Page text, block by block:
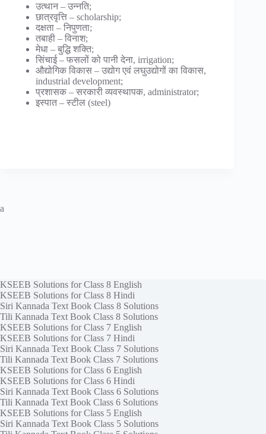
उत्थान – उन्नति;
छात्रवृत्ति – scholarship;
दक्षता – निपुणता;
तबाही – विनाश;
मेधा – बुद्धि शक्ति;
सिंचाई – फसलों को पानी देना, irrigation;
औद्योगिक विकास – उद्योग एवं लघुउद्योगों का विकास,
industrial development;
प्रशासक – सरकारी व्यवस्थापक, administrator;
इस्पात – स्टील (steel)
a
KSEEB Solutions for Class 8 English
KSEEB Solutions for Class 8 Hindi
Siri Kannada Text Book Class 8 Solutions
Tili Kannada Text Book Class 8 Solutions
KSEEB Solutions for Class 7 English
KSEEB Solutions for Class 7 Hindi
Siri Kannada Text Book Class 7 Solutions
Tili Kannada Text Book Class 7 Solutions
KSEEB Solutions for Class 6 English
KSEEB Solutions for Class 6 Hindi
Siri Kannada Text Book Class 6 Solutions
Tili Kannada Text Book Class 6 Solutions
KSEEB Solutions for Class 5 English
Siri Kannada Text Book Class 5 Solutions